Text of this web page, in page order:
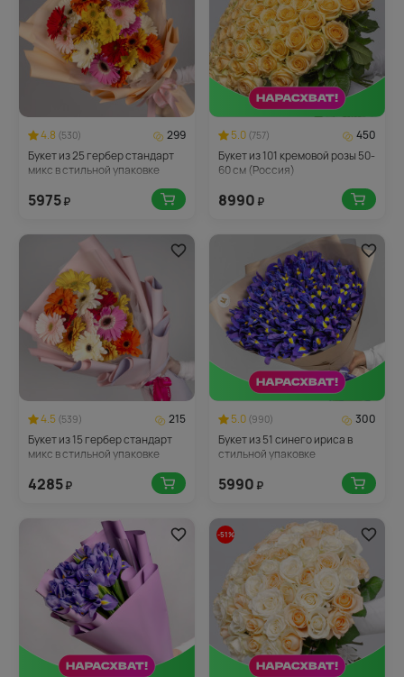
4.8 (530)
299
Букет из 25 гербер стандарт
микс в стильной упаковке
5975₽
5.0 (757)
450
Букет из 101 кремовой розы 50-
60 см (Россия)
8990 ₽
4.5 (539)
215
Букет из 15 гербер стандарт
микс в стильной упаковке
4285₽
5.0 (990)
300
Букет из 51 синего ириса в
стильной упаковке
5990 ₽
-51%